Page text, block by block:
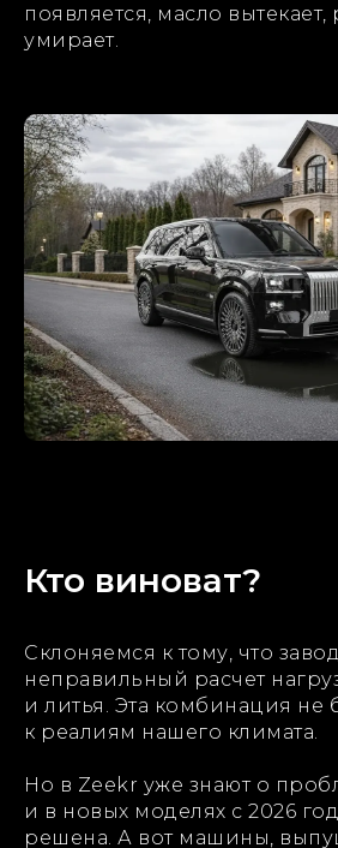
появляется, масло вытекает,
умирает.
Кто виноват?
Склоняемся к тому, что
неправильный расчет
и литья. Эта комбинация не
к реалиям нашего климата.
Но в Zeekr уже знают о
и в новых моделях с 2026
решена. А вот машины,